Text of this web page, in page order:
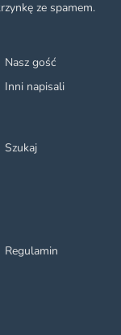
Nasz gość
Inni napisali
Szukaj
Regulamin
ze spamem.